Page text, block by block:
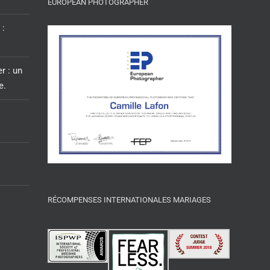
:
: un
EUROPEAN PHOTOGRAPHER
RÉCOMPENSES INTERNATIONALES MARIAGES